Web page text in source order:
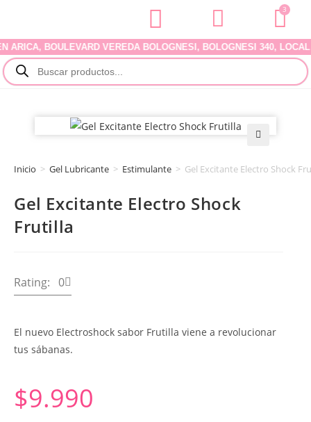
3
BOULEVARD VEREDA BOLOGNESI, BOLOGNESI 340, LOCAL
Inicio > Gel Lubricante > Estimulante > Gel Excitante Electro Shock
Gel Excitante Electro Shock
Frutilla
Rating: 0
El nuevo Electroshock sabor Frutilla viene a revolucionar
tus sábanas.
$9.990